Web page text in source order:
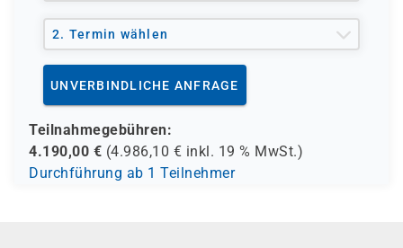
2. Termin wählen
UNVERBINDLICHE ANFRAGE
Teilnahmegebühren:
4.190,00 € (4.986,10 € inkl. 19 % MwSt.)
Durchführung ab 1 Teilnehmer